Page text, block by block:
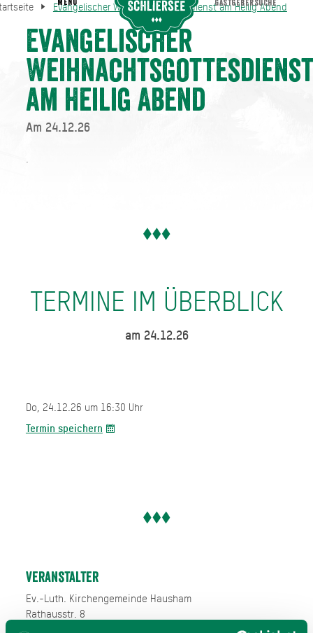
Evangelischer Weihnachtsgottesdienst am Heilig Abend
Evangelischer
Weihnachtsgottesdienst
am Heilig Abend
Am 24.12.26
.
TERMINE IM ÜBERBLICK
am 24.12.26
Do, 24.12.26 um 16:30 Uhr
Termin speichern
Veranstalter
Ev.-Luth. Kirchengemeinde Hausham
Rathausstr. 8
83714 Miesbach
Startseite Evangelischer Weihnachtsgottesdienst am Heilig Abend
MENU GASTGEBERSUCHE